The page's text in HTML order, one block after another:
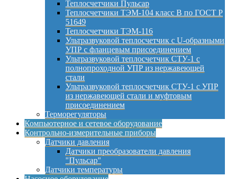
Теплосчетчики Пульсар
Теплосчетчики ТЭМ-104 класс B по ГОСТ Р
51649
Теплосчетчики ТЭМ-116
Ультразвуковой теплосчетчик с U-образными
УПР с фланцевым присоединением
Ультразвуковой теплосчетчик СТУ-1 с
полнопроходной УПР из нержавеющей
стали
Ультразвуковой теплосчетчик СТУ-1 с УПР
из нержавеющей стали и муфтовым
присоединением
Терморегуляторы
Компьютерное и сетевое оборудование
Контрольно-измерительные приборы
Датчики давления
Датчики преобразователи давления
"Пульсар"
Датчики температуры